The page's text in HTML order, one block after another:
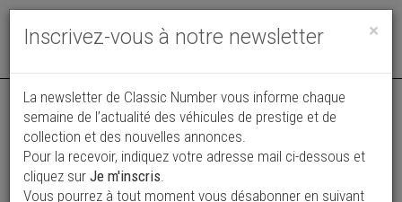
Toggle
Annonce actualisée le 31/07/2026 ( il y a 7 jours )
Ford Pick-up F100 Custom Cab
14 950 €
×
Inscrivez-vous à notre newsletter
La newsletter de Classic Number vous informe chaque
semaine de l’actualité des véhicules de prestige et de
collection et des nouvelles annonces.
Pour la recevoir, indiquez votre adresse mail ci-dessous et
cliquez sur Je m'inscris.
Vous pourrez à tout moment vous désabonner en suivant